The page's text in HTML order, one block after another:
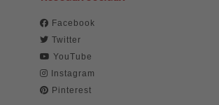
Facebook
Twitter
YouTube
Instagram
Pinterest